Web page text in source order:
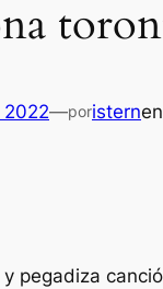
2022—poristernen
pegadiza